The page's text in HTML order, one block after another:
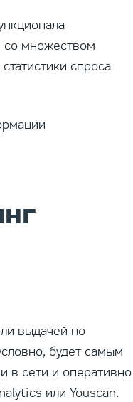
со множеством
спроса
выдачей по
будет самым
в сети и оперативно
или Youscan.